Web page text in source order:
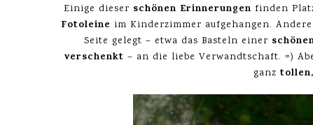
Einige dieser schönen Erinnerungen finden
Fotoleine im Kinderzimmer aufgehangen.
Seite gelegt – etwa das Basteln einer
verschenkt – an die liebe Verwandtschaft. =)
ganz